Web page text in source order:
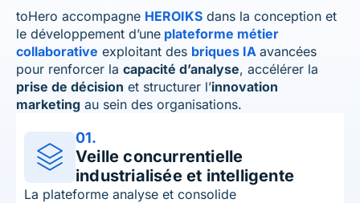
toHero accompagne HEROIKS dans la conception et
le développement d’une plateforme métier
collaborative exploitant des briques IA avancées
pour renforcer la capacité d’analyse, accélérer la
prise de décision et structurer l’innovation
marketing au sein des organisations.
01.
Veille concurrentielle
industrialisée et intelligente
La plateforme analyse et consolide